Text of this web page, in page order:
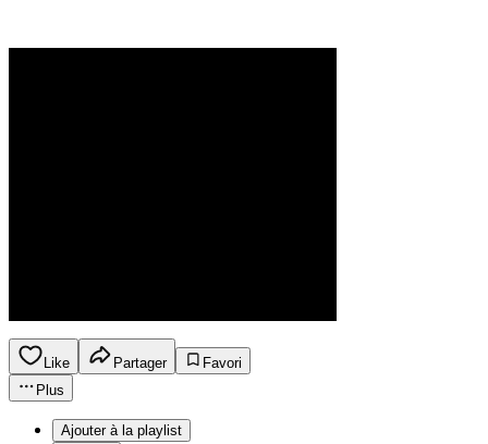
Like Partager
Favori
Plus
Ajouter à la playlist